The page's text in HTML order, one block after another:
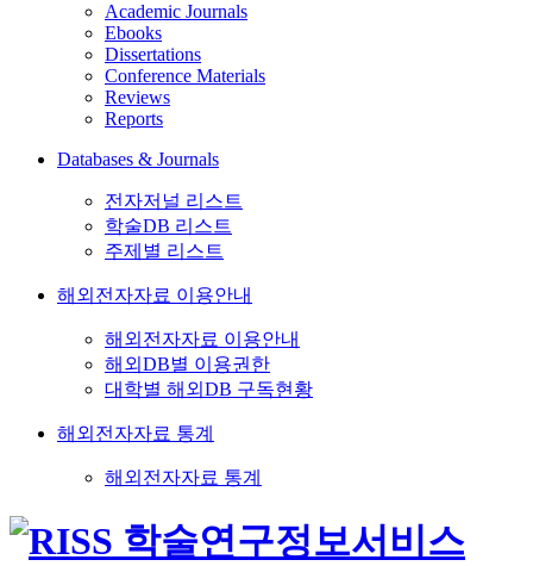
Academic Journals
Ebooks
Dissertations
Conference Materials
Reviews
Reports
Databases & Journals
전자저널 리스트
학술DB 리스트
주제별 리스트
해외전자자료 이용안내
해외전자자료 이용안내
해외DB별 이용권한
대학별 해외DB 구독현황
해외전자자료 통계
해외전자자료 통계